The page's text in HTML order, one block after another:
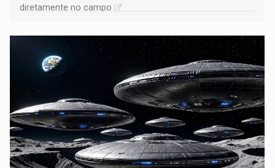
diretamente no campo